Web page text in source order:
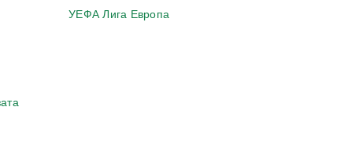
УЕФА Лига Европа